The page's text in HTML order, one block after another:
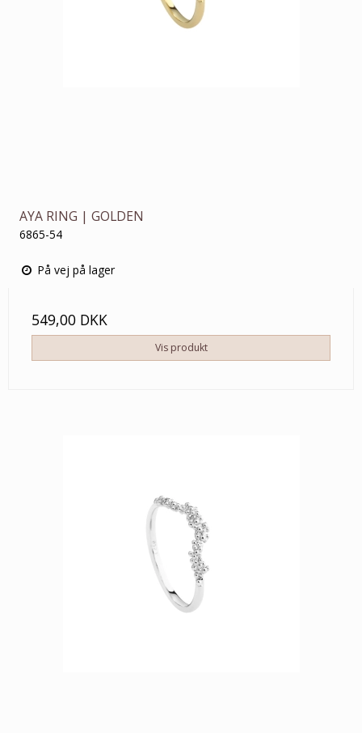
AYA RING | GOLDEN
6865-54
På vej på lager
549,00 DKK
Vis produkt